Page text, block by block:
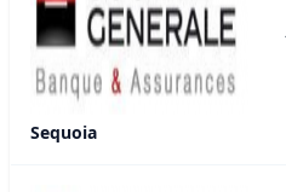
Sequoia